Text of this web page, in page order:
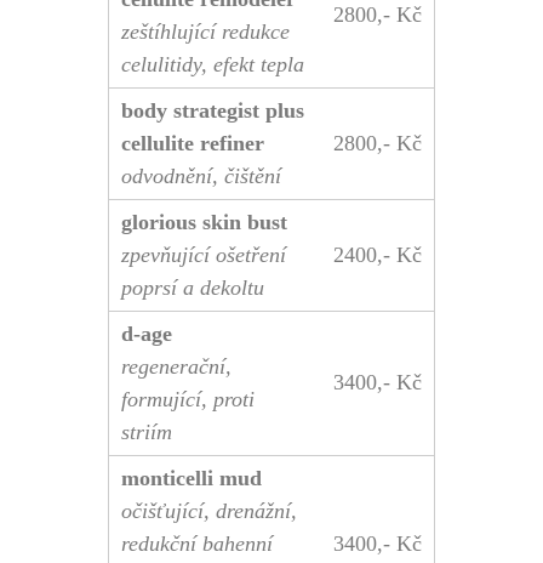
zeštíhlující redukce
celulitidy, efekt tepla
2800,- Kč
body strategist plus
cellulite refiner
odvodnění, čištění
2800,- Kč
glorious skin bust
zpevňující ošetření
poprsí a dekoltu
2400,- Kč
d-age
regenerační,
formující, proti
striím
3400,- Kč
monticelli mud
očišťující, drenážní,
redukční bahenní
3400,- Kč